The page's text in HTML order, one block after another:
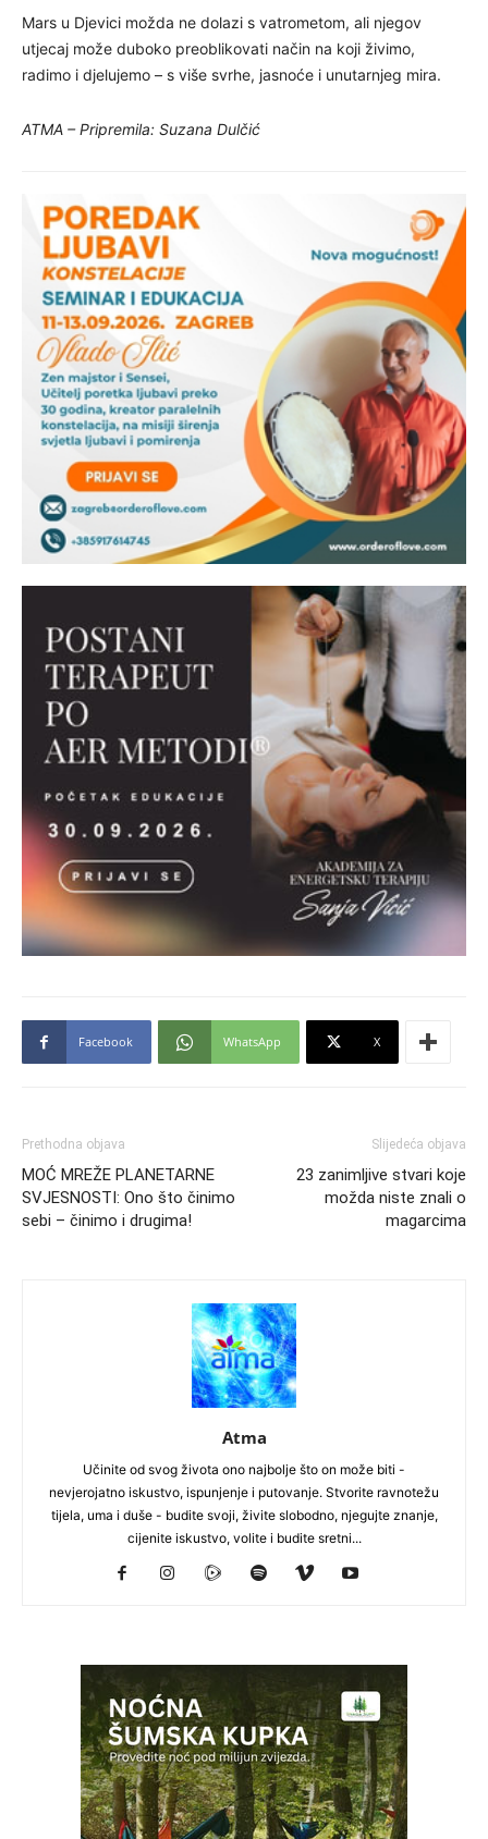
Mars u Djevici možda ne dolazi s vatrometom, ali njegov
utjecaj može duboko preoblikovati način na koji živimo,
radimo i djelujemo – s više svrhe, jasnoće i unutarnjeg mira.
ATMA – Pripremila: Suzana Dulčić
Facebook WhatsApp X
Prethodna objava
MOĆ MREŽE PLANETARNE
SVJESNOSTI: Ono što činimo
sebi – činimo i drugima!
Slijedeća objava
23 zanimljive stvari koje
možda niste znali o
magarcima
Atma
Učinite od svog života ono najbolje što on može biti -
nevjerojatno iskustvo, ispunjenje i putovanje. Stvorite ravnotežu
tijela, uma i duše - budite svoji, živite slobodno, njegujte znanje,
cijenite iskustvo, volite i budite sretni...